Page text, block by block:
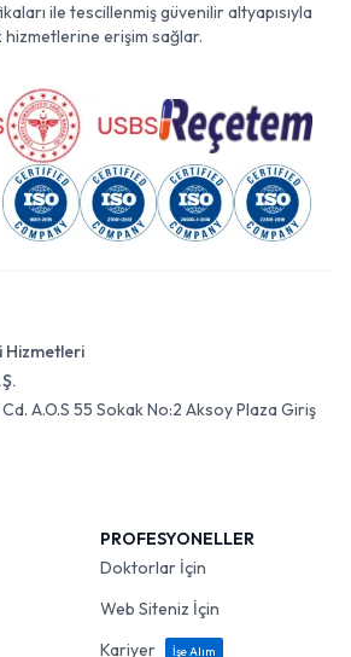
ile tescillenmiş güvenilir altyapısıyla
hizmetlerine erişim sağlar.
Hizmetleri
A.O.S 55 Sokak No:2 Aksoy Plaza Giriş
PROFESYONELLER
Doktorlar İçin
Web Siteniz İçin
Kariyer
İşe Alım